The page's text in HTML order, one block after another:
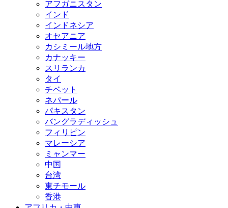
アフガニスタン
インド
インドネシア
オセアニア
カシミール地方
カナッキー
スリランカ
タイ
チベット
ネパール
パキスタン
バングラディッシュ
フィリピン
マレーシア
ミャンマー
中国
台湾
東チモール
香港